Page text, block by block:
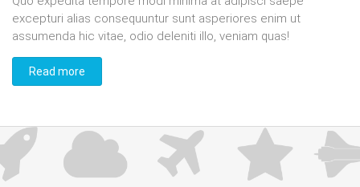
excepturi alias consequuntur sunt asperiores enim ut
assumenda hic vitae, odio deleniti illo, veniam quas!
Read more